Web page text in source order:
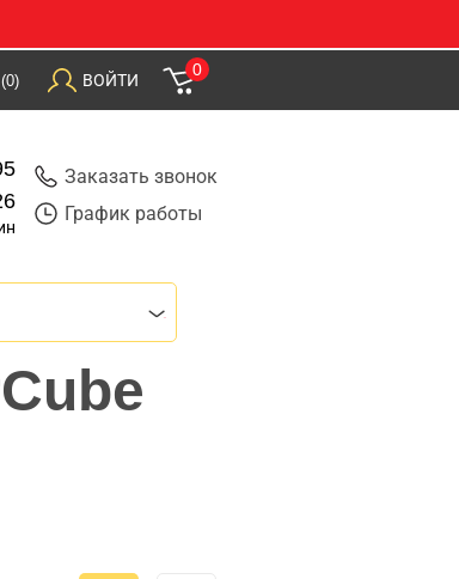
(0) ВОЙТИ
0
Заказать звонок
График работы